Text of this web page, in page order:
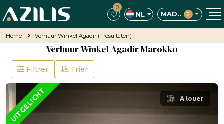
0
NL MAD.. 2
Home Verhuur Winkel Agadir (1 resultaten)
Verhuur Winkel Agadir Marokko
Filtrer Trier
UITGELICHT A louer